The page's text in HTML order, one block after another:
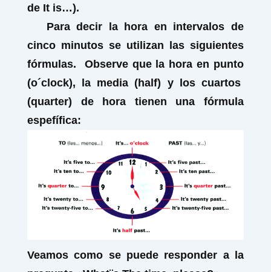
de It is…).
Para decir la hora en intervalos de
cinco minutos se utilizan las siguientes
fórmulas. Observe que la hora en punto
(o´clock), la media (half) y los cuartos
(quarter) de hora tienen una fórmula
espefífica:
Veamos como se puede responder a la